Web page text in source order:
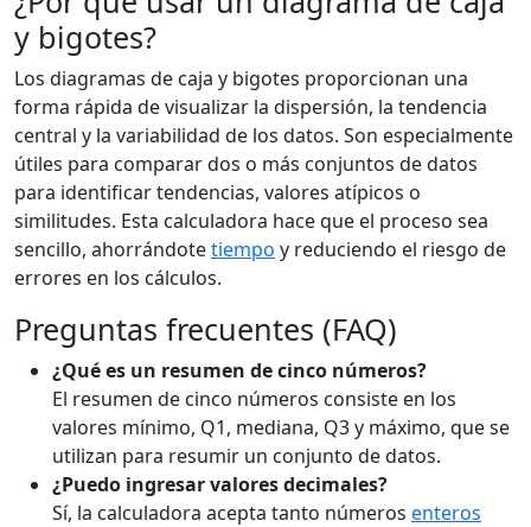
y bigotes?
Los diagramas de caja y bigotes proporcionan una
forma rápida de visualizar la dispersión, la tendencia
central y la variabilidad de los datos. Son especialmente
útiles para comparar dos o más conjuntos de datos
para identificar tendencias, valores atípicos o
similitudes. Esta calculadora hace que el proceso sea
sencillo, ahorrándotetiempo y reduciendo el riesgo de
errores en los cálculos.
Preguntas frecuentes (FAQ)
¿Qué es un resumen de cinco números?
El resumen de cinco números consiste en los
valores mínimo, Q1, mediana, Q3 y máximo, que se
utilizan para resumir un conjunto de datos.
¿Puedo ingresar valores decimales?
Sí, la calculadora acepta tanto números enteros